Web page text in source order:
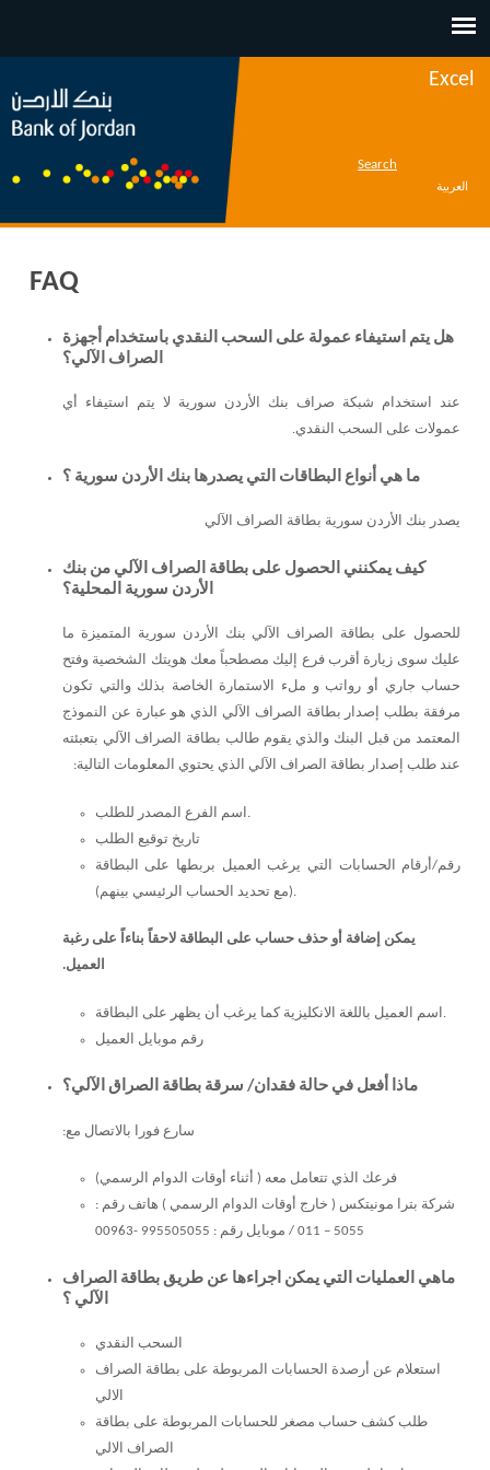
Excel
Search
العربية
FAQ
هل يتم استيفاء عمولة على السحب النقدي باستخدام أجهزة
الصراف الآلي؟
عند استخدام شبكة صراف بنك الأردن سورية لا يتم استيفاء أي
عمولات على السحب النقدي.
ما هي أنواع البطاقات التي يصدرها بنك الأردن سورية ؟
يصدر بنك الأردن سورية بطاقة الصراف الآلي
كيف يمكنني الحصول على بطاقة الصراف الآلي من بنك
الأردن سورية المحلية؟
للحصول على بطاقة الصراف الآلي بنك الأردن سورية المتميزة ما
عليك سوى زيارة أقرب فرع إليك مصطحباً معك هويتك الشخصية وفتح
حساب جاري أو رواتب و ملء الاستمارة الخاصة بذلك والتي تكون
مرفقة بطلب إصدار بطاقة الصراف الآلي الذي هو عبارة عن النموذج
المعتمد من قبل البنك والذي يقوم طالب بطاقة الصراف الآلي بتعبئته
عند طلب إصدار بطاقة الصراف الآلي الذي يحتوي المعلومات التالية:
اسم الفرع المصدر للطلب.
تاريخ توقيع الطلب
رقم/أرقام الحسابات التي يرغب العميل بربطها على البطاقة
(مع تحديد الحساب الرئيسي بينهم).
يمكن إضافة أو حذف حساب على البطاقة لاحقاً بناءاً على رغبة
العميل.
اسم العميل باللغة الانكليزية كما يرغب أن يظهر على البطاقة.
رقم موبايل العميل
ماذا أفعل في حالة فقدان/ سرقة بطاقة الصراق الآلي؟
سارع فورا بالاتصال مع:
فرعك الذي تتعامل معه ( أثناء أوقات الدوام الرسمي)
شركة بترا مونيتكس ( خارج أوقات الدوام الرسمي ) هاتف رقم :
5055 – 011 / موبايل رقم : 995505055 -00963
ماهي العمليات التي يمكن اجراءها عن طريق بطاقة الصراف
الآلي ؟
السحب النقدي
استعلام عن أرصدة الحسابات المربوطة على بطاقة الصراف
الالي
طلب كشف حساب مصغر للحسابات المربوطة على بطاقة
الصراف الالي